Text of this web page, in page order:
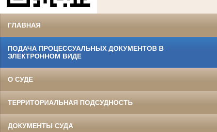
ГЛАВНАЯ
ПОДАЧА ПРОЦЕССУАЛЬНЫХ ДОКУМЕНТОВ В
ЭЛЕКТРОННОМ ВИДЕ
О СУДЕ
ТЕРРИТОРИАЛЬНАЯ ПОДСУДНОСТЬ
ДОКУМЕНТЫ СУДА